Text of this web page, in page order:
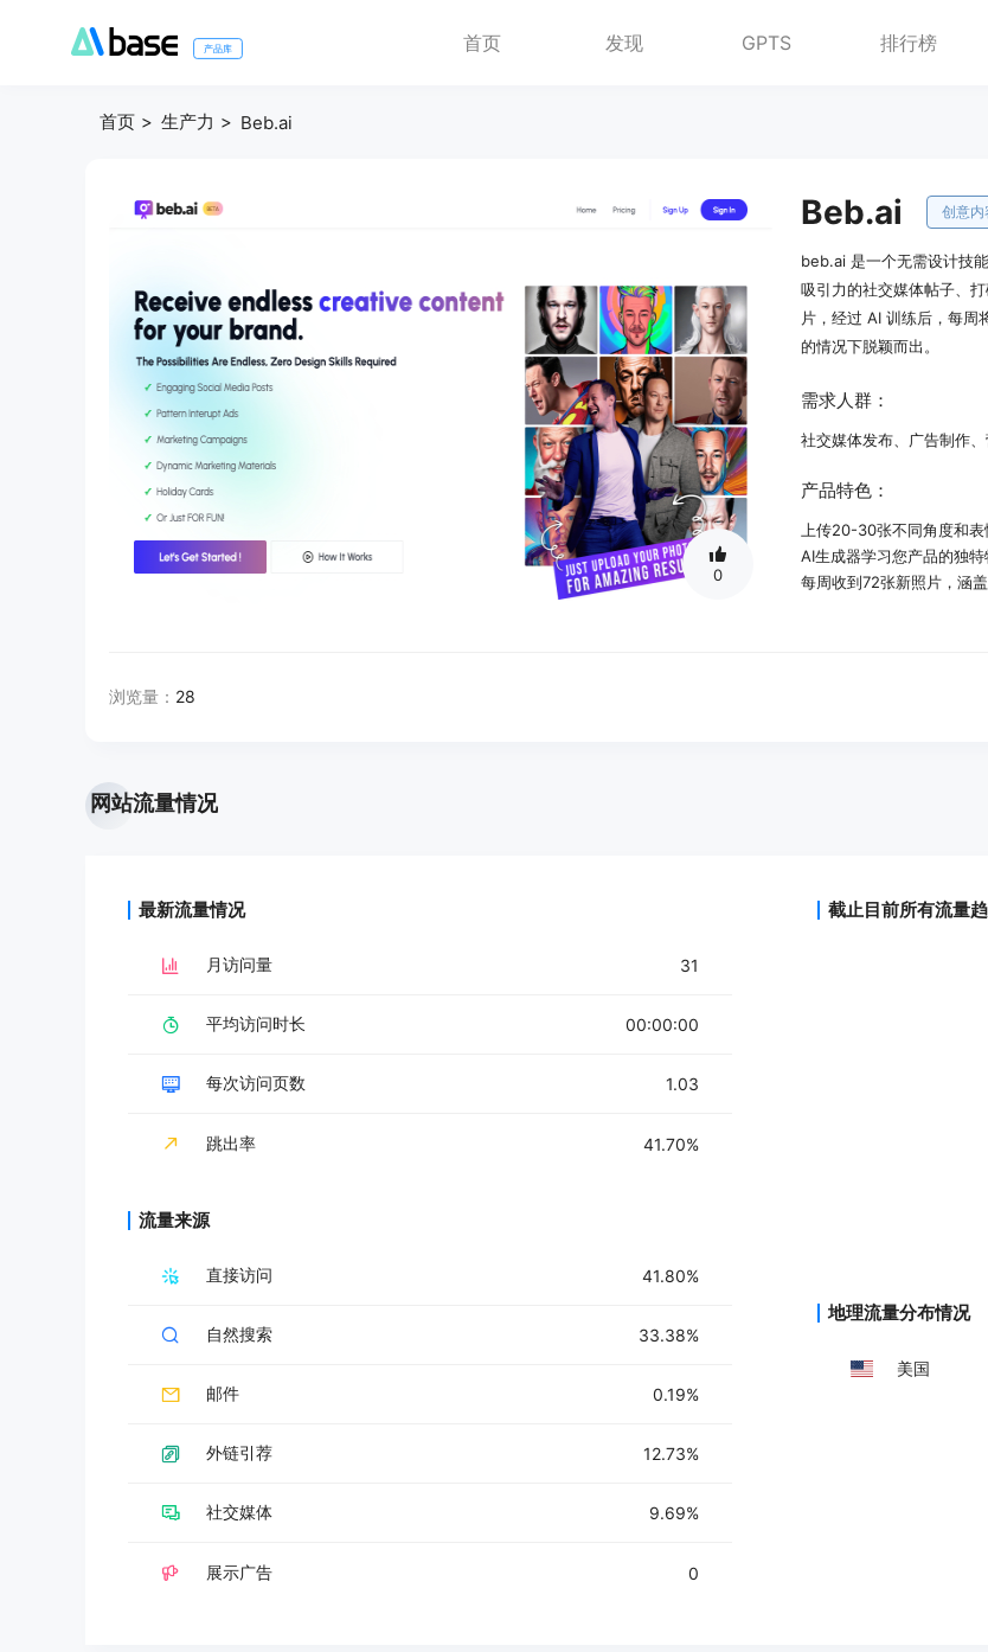
产品库 首页 发现 GPTS 排行榜
首页 生产力 Beb.ai
0
Beb.ai 创意内
beb.ai 是一个无需设计技
吸引力的社交媒体帖子、
片，经过 AI 训练后，每周
的情况下脱颖而出。
需求人群：
社交媒体发布、广告制作
产品特色：
上传20-30张不同角度和
AI生成器学习您产品的独特
每周收到72张新照片，涵
浏览量： 28
网站流量情况
最新流量情况
月访问量 31
平均访问时长 00:00:00
每次访问页数 1.03
跳出率 41.70%
流量来源
直接访问 41.80%
自然搜索 33.38%
邮件 0.19%
外链引荐 12.73%
社交媒体 9.69%
展示广告 0
截止目前所有流量
地理流量分布情况
美国